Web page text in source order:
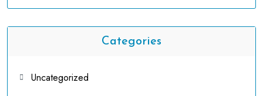
Categories
Uncategorized